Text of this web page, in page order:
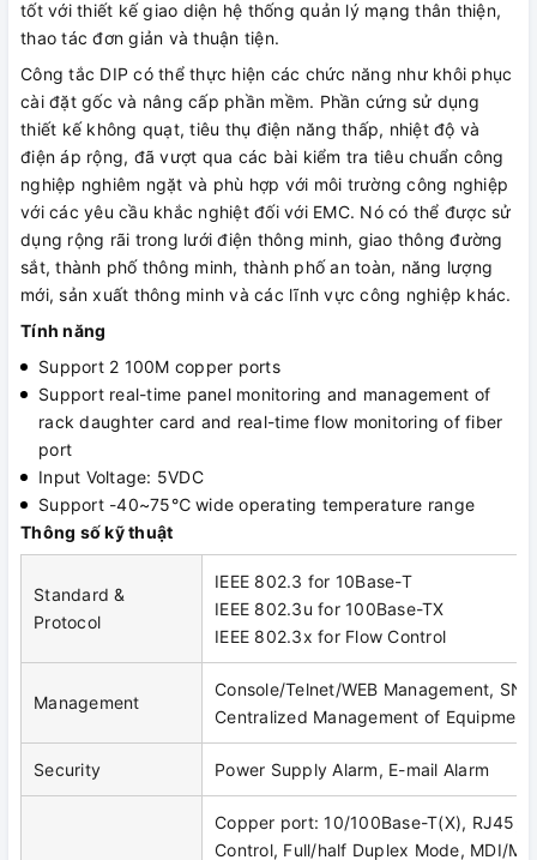
tốt với thiết kế giao diện hệ thống quản lý mạng thân thiện,
thao tác đơn giản và thuận tiện.
Công tắc DIP có thể thực hiện các chức năng như khôi phục
cài đặt gốc và nâng cấp phần mềm. Phần cứng sử dụng
thiết kế không quạt, tiêu thụ điện năng thấp, nhiệt độ và
điện áp rộng, đã vượt qua các bài kiểm tra tiêu chuẩn công
nghiệp nghiêm ngặt và phù hợp với môi trường công nghiệp
với các yêu cầu khắc nghiệt đối với EMC. Nó có thể được sử
dụng rộng rãi trong lưới điện thông minh, giao thông đường
sắt, thành phố thông minh, thành phố an toàn, năng lượng
mới, sản xuất thông minh và các lĩnh vực công nghiệp khác.
Tính năng
Support 2 100M copper ports
Support real-time panel monitoring and management of
rack daughter card and real-time flow monitoring of fiber
port
Input Voltage: 5VDC
Support -40~75℃ wide operating temperature range
Thông số kỹ thuật
Standard &
Protocol
IEEE 802.3 for 10Base-T
IEEE 802.3u for 100Base-TX
IEEE 802.3x for Flow Control
Management
Console/Telnet/WEB Management,
Centralized Management of Equipment
Security Power Supply Alarm, E-mail Alarm
Copper port: 10/100Base-T(X), RJ45,
Control, Full/half Duplex Mode, MDI/